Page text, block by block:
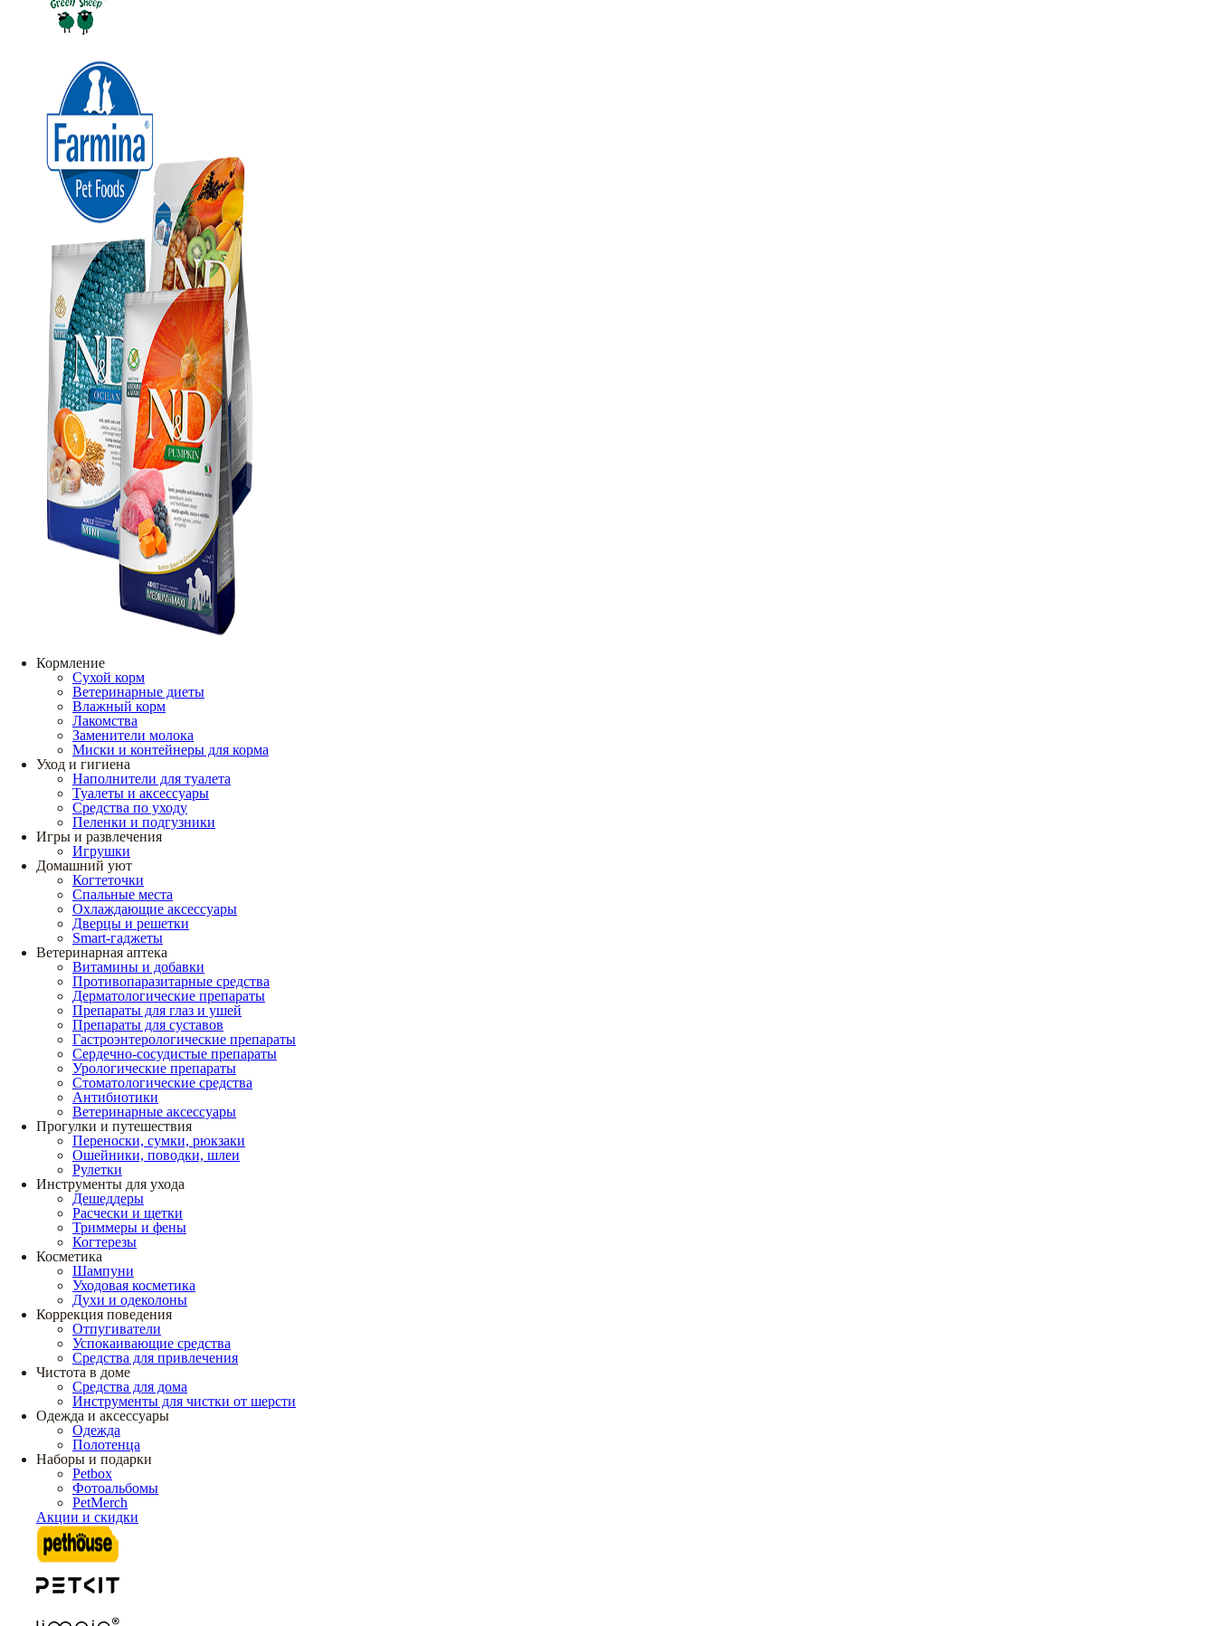
Кормление
Сухой корм
Ветеринарные диеты
Влажный корм
Лакомства
Заменители молока
Миски и контейнеры для корма
Уход и гигиена
Наполнители для туалета
Туалеты и аксессуары
Средства по уходу
Пеленки и подгузники
Игры и развлечения
Игрушки
Домашний уют
Когтеточки
Спальные места
Охлаждающие аксессуары
Дверцы и решетки
Smart-гаджеты
Ветеринарная аптека
Витамины и добавки
Противопаразитарные средства
Дерматологические препараты
Препараты для глаз и ушей
Препараты для суставов
Гастроэнтерологические препараты
Сердечно-сосудистые препараты
Урологические препараты
Стоматологические средства
Антибиотики
Ветеринарные аксессуары
Прогулки и путешествия
Переноски, сумки, рюкзаки
Ошейники, поводки, шлеи
Рулетки
Инструменты для ухода
Дешеддеры
Расчески и щетки
Триммеры и фены
Когтерезы
Косметика
Шампуни
Уходовая косметика
Духи и одеколоны
Коррекция поведения
Отпугиватели
Успокаивающие средства
Средства для привлечения
Чистота в доме
Средства для дома
Инструменты для чистки от шерсти
Одежда и аксессуары
Одежда
Полотенца
Наборы и подарки
Petbox
Фотоальбомы
PetMerch
Акции и скидки